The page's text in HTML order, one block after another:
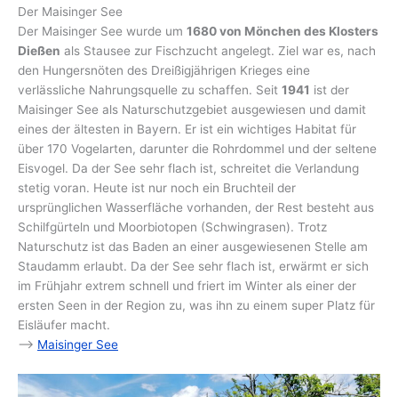
Der Maisinger See
Der Maisinger See wurde um 1680 von Mönchen des Klosters
Dießen als Stausee zur Fischzucht angelegt. Ziel war es, nach
den Hungersnöten des Dreißigjährigen Krieges eine
verlässliche Nahrungsquelle zu schaffen. Seit 1941 ist der
Maisinger See als Naturschutzgebiet ausgewiesen und damit
eines der ältesten in Bayern. Er ist ein wichtiges Habitat für
über 170 Vogelarten, darunter die Rohrdommel und der seltene
Eisvogel. Da der See sehr flach ist, schreitet die Verlandung
stetig voran. Heute ist nur noch ein Bruchteil der
ursprünglichen Wasserfläche vorhanden, der Rest besteht aus
Schilfgürteln und Moorbiotopen (Schwingrasen). Trotz
Naturschutz ist das Baden an einer ausgewiesenen Stelle am
Staudamm erlaubt. Da der See sehr flach ist, erwärmt er sich
im Frühjahr extrem schnell und friert im Winter als einer der
ersten Seen in der Region zu, was ihn zu einem super Platz für
Eisläufer macht.
–> Maisinger See